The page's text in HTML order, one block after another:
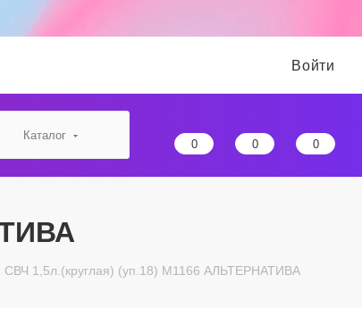
Войти
Каталог
0 0 0
СВЧ 1,5л.(круглая) (уп.18) М1166 АЛЬТЕРНАТИВА